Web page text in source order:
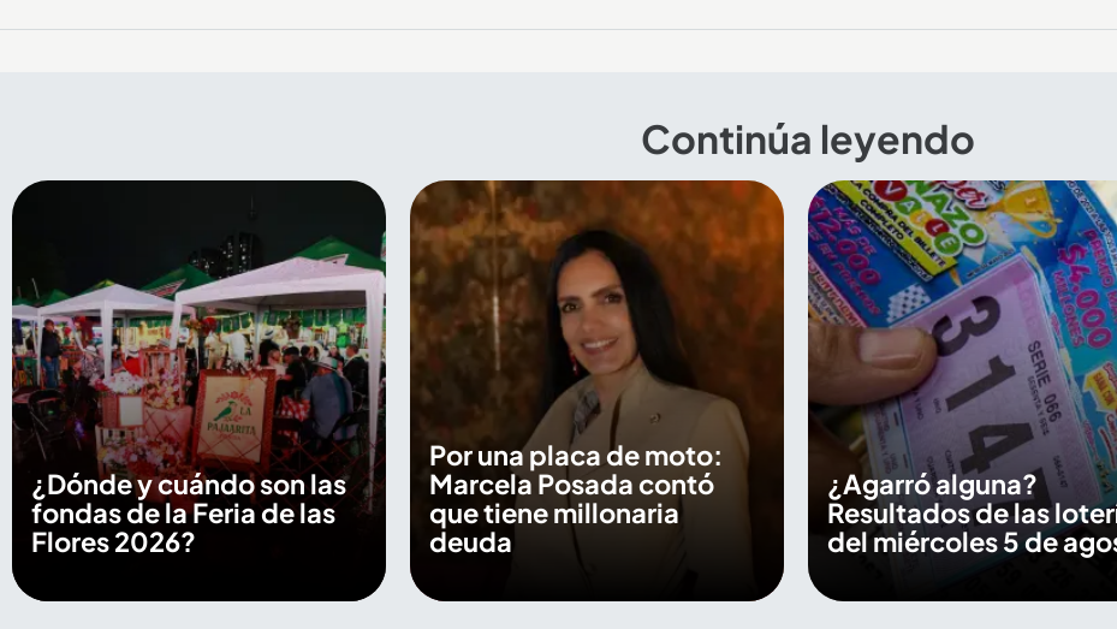
Continúa leyendo
¿Dónde y cuándo son las
fondas de la Feria de las
Flores 2026?
Por una placa de moto:
Marcela Posada contó
que tiene millonaria
deuda
¿Agarró alguna?
Resultados de las
del miércoles 5 de